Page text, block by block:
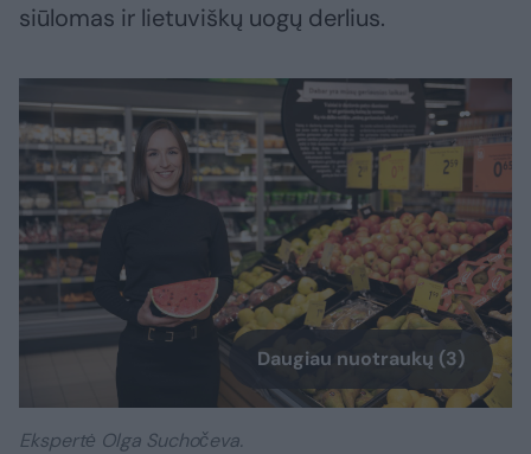
siūlomas ir lietuviškų uogų derlius.
Daugiau nuotraukų (3)
Ekspertė Olga Suchočeva.